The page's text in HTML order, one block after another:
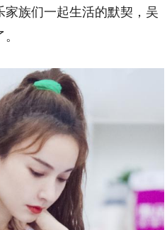
族们一起生活的默契，吴